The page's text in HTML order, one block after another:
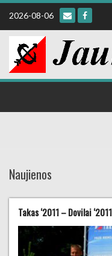
Skip
content
2026-08-06
Naujienos
Takas ‘2011 – Dovilai ‘2011